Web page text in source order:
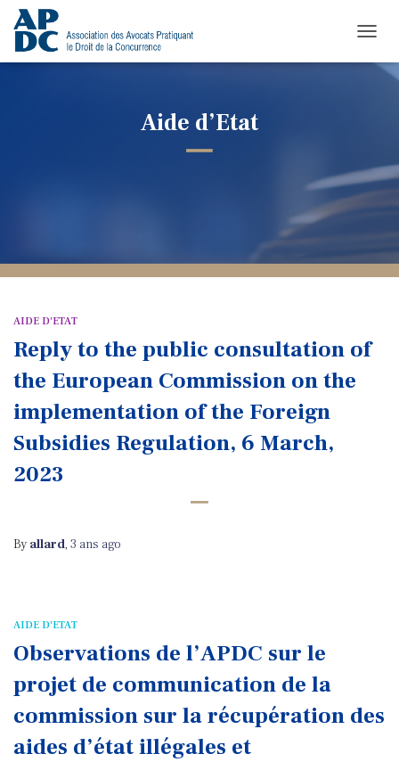
Aide d’Etat
AIDE D'ETAT
Reply to the public consultation of
the European Commission on the
implementation of the Foreign
Subsidies Regulation, 6 March,
2023
By allard, 3 ans ago
AIDE D'ETAT
Observations de l’APDC sur le
projet de communication de la
commission sur la récupération des
aides d’état illégales et